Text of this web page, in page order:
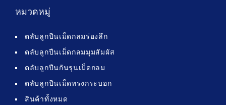
หมวดหมู่
ตลับลูกปืนเม็ดกลมร่องลึก
ตลับลูกปืนเม็ดกลมมุมสัมผัส
ตลับลูกปืนกันรุนเม็ดกลม
ตลับลูกปืนเม็ดทรงกระบอก
สินค้าทั้งหมด